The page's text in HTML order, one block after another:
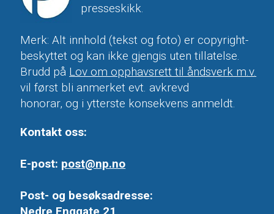
presseskikk.
Merk: Alt innhold (tekst og foto) er copyright-
beskyttet og kan ikke gjengis uten tillatelse.
Brudd på Lov om opphavsrett til åndsverk m.v.
vil først bli anmerket evt. avkrevd
honorar, og i ytterste konsekvens anmeldt.
Kontakt oss:
E-post: post@np.no
Post- og besøksadresse: